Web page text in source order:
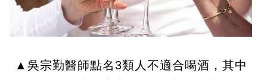
▲吳宗勤醫師點名3類人不適合喝酒，其中